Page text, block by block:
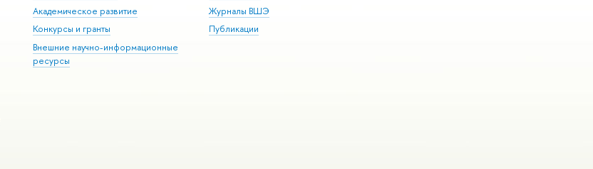
Академическое развитие
Конкурсы и гранты
Внешние научно-информационные
ресурсы
Журналы ВШЭ
Публикации